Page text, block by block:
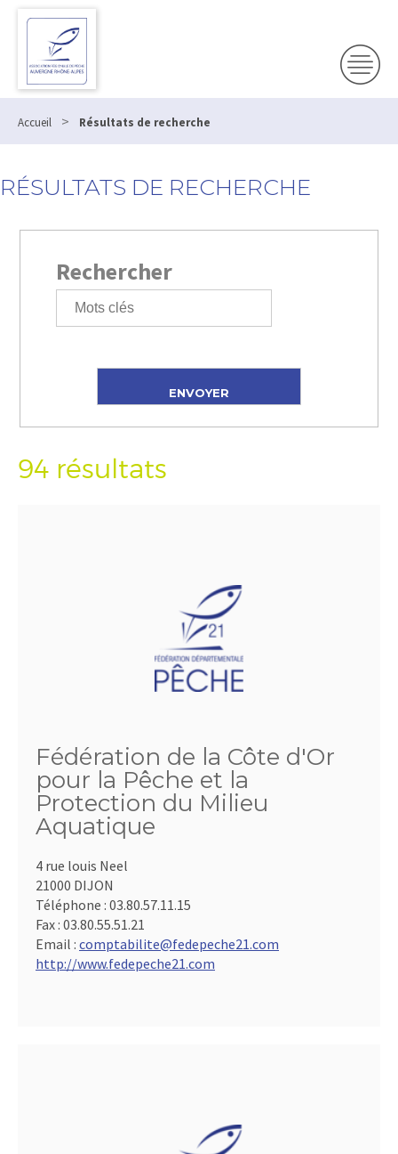
Accueil > Résultats de recherche
RÉSULTATS DE RECHERCHE
Rechercher
94 résultats
Fédération de la Côte d'Or
pour la Pêche et la
Protection du Milieu
Aquatique
4 rue louis Neel
21000 DIJON
Téléphone : 03.80.57.11.15
Fax : 03.80.55.51.21
Email : comptabilite@fedepeche21.com
http://www.fedepeche21.com